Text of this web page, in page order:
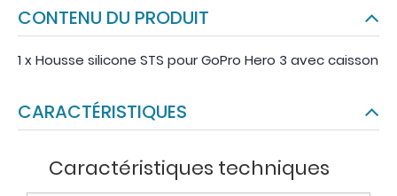
CONTENU DU PRODUIT
1 x Housse silicone STS pour GoPro Hero 3 avec caisson
CARACTÉRISTIQUES
Caractéristiques techniques